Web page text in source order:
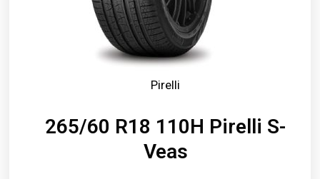
Pirelli
265/60 R18 110H Pirelli S-
Veas